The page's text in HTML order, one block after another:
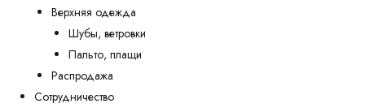
Верхняя одежда
Шубы, ветровки
Пальто, плащи
Распродажа
Сотрудничество